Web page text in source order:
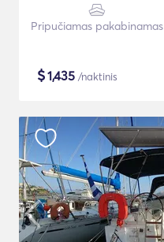
Pripučiamas pakabinamas
$1,435 /naktinis